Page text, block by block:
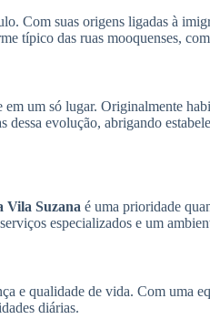
Com suas origens ligadas à
típico das ruas mooquenses,
um só lugar. Originalmente
evolução, abrigando
Vila Suzana é uma prioridade
especializados e um
e qualidade de vida. Com uma
diárias.